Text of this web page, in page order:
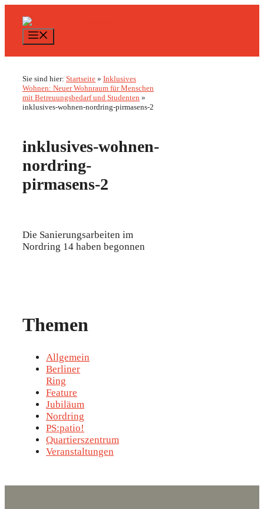
Inhalt
springen
Sie sind hier: Startseite » Inklusives
Wohnen: Neuer Wohnraum für Menschen
mit Betreuungsbedarf und Studenten »
inklusives-wohnen-nordring-pirmasens-2
inklusives-wohnen-
nordring-
pirmasens-2
Die Sanierungsarbeiten im
Nordring 14 haben begonnen
Themen
Allgemein
Berliner
Ring
Feature
Jubiläum
Nordring
PS:patio!
Quartierszentrum
Veranstaltungen